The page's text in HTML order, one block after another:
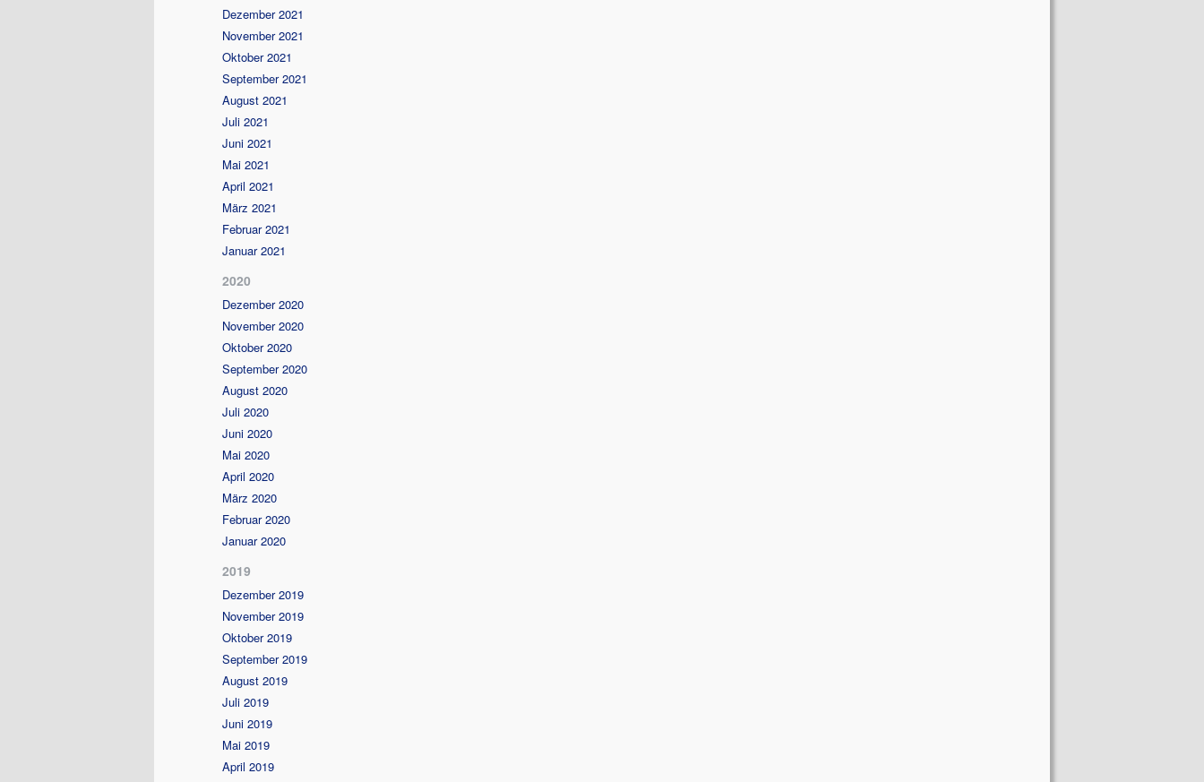
Dezember 2021
November 2021
Oktober 2021
September 2021
August 2021
Juli 2021
Juni 2021
Mai 2021
April 2021
März 2021
Februar 2021
Januar 2021
2020
Dezember 2020
November 2020
Oktober 2020
September 2020
August 2020
Juli 2020
Juni 2020
Mai 2020
April 2020
März 2020
Februar 2020
Januar 2020
2019
Dezember 2019
November 2019
Oktober 2019
September 2019
August 2019
Juli 2019
Juni 2019
Mai 2019
April 2019